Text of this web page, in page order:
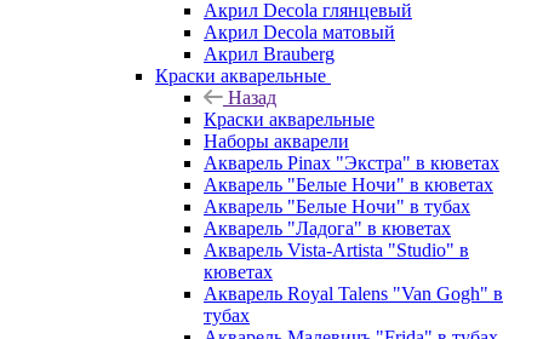
Акрил Decola глянцевый
Акрил Decola матовый
Акрил Brauberg
Краски акварельные
Назад
Краски акварельные
Наборы акварели
Акварель Pinax "Экстра" в кюветах
Акварель "Белые Ночи" в кюветах
Акварель "Белые Ночи" в тубах
Акварель "Ладога" в кюветах
Акварель Vista-Artista "Studio" в
кюветах
Акварель Royal Talens "Van Gogh" в
тубах